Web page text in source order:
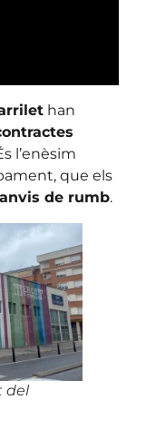
han
l’enèsim
que els
de rumb.
del